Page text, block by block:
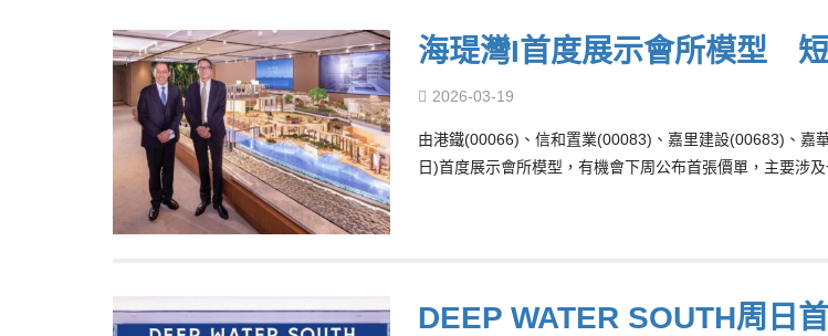
海瑅灣I首度展示會所模型
2026-03-19
由港鐵(00066)、信和置業(00083)、嘉里建設(00683)、嘉
日)首度展示會所模型，有機會下周公布首張價單，主要涉
DEEP WATER SOUTH周日